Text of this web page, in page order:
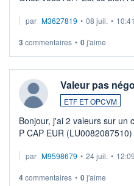
par M3627819 • 08 juil. • 10:41
3 commentaires • 0j'aime
Valeur pas
ETF ET OPCVM
Bonjour, j'ai 2 valeurs sur un
P CAP EUR
veux procéder à la vente,
par M9598679 • 24 juil. • 12:09
4commentaires • 0j'aime